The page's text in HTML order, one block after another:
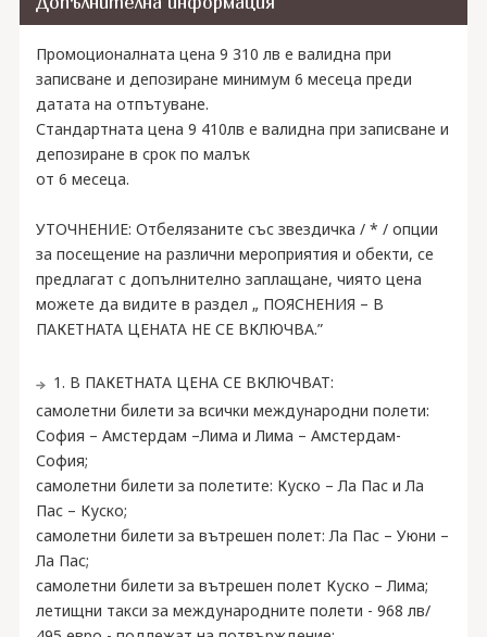
Промоционалната цена 9 310 лв е валидна при
записване и депозиране минимум 6 месеца преди
датата на отпътуване.
Стандартната цена 9 410лв е валидна при записване и
депозиране в срок по малък
от 6 месеца.
УТОЧНЕНИЕ: Отбелязаните със звездичка / * / опции
за посещение на различни мероприятия и обекти, се
предлагат с допълнително заплащане, чиято цена
можете да видите в раздел „ ПОЯСНЕНИЯ – В
ПАКЕТНАТА ЦЕНАТА НЕ СЕ ВКЛЮЧВА.”
1. В ПАКЕТНАТА ЦЕНА СЕ ВКЛЮЧВАТ:
самолетни билети за всички международни полети:
София – Амстердам –Лима и Лима – Амстердам-
София;
самолетни билети за полетите: Куско – Ла Пас и Ла
Пас – Куско;
самолетни билети за вътрешен полет: Ла Пас – Уюни –
Ла Пас;
самолетни билети за вътрешен полет Куско – Лима;
летищни такси за международните полети - 968 лв/